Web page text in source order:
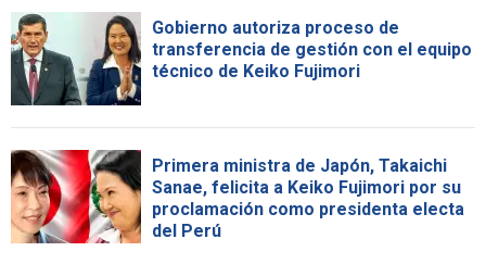
Gobierno autoriza proceso de
transferencia de gestión con el equipo
técnico de Keiko Fujimori
Primera ministra de Japón, Takaichi
Sanae, felicita a Keiko Fujimori por su
proclamación como presidenta electa
del Perú